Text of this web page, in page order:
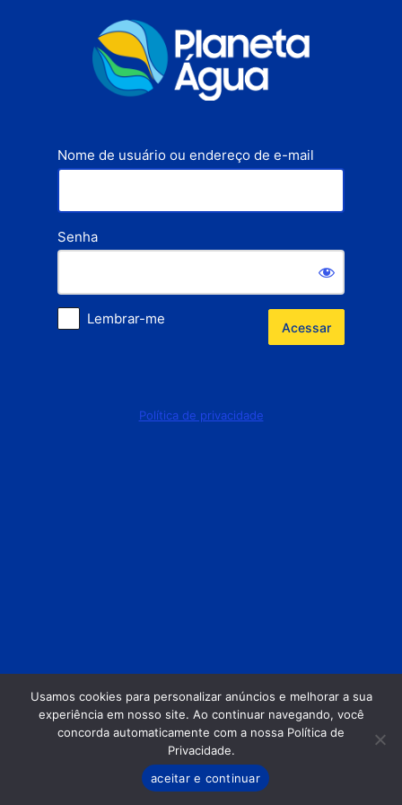
Nome de usuário ou endereço de e-mail
Senha
Lembrar-me
Política de privacidade
Usamos cookies para personalizar anúncios e melhorar a sua
experiência em nosso site. Ao continuar navegando, você
concorda automaticamente com a nossa Política de
Privacidade.
aceitar e continuar